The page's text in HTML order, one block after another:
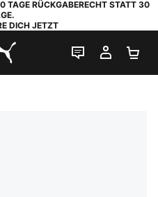
TAGE RÜCKGABERECHT STATT 30
DICH JETZT
LIVE-CHAT
MEIN